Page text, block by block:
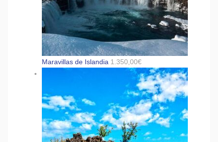
Maravillas de Islandia 1.350,00€